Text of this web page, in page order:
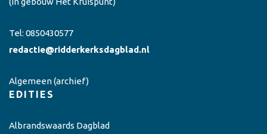
Tel: 0850430577
redactie@ridderkerksdagblad.nl
Algemeen(archief)
EDITIES
Albrandswaards Dagblad